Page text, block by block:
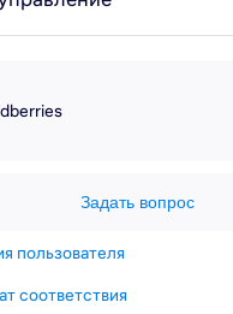
пользователя
соответствия
Задать вопрос